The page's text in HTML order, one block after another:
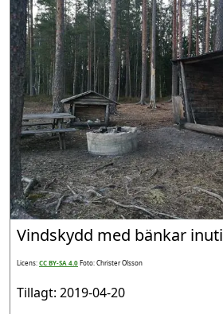
Vindskydd med bänkar inuti
Licens:CC BY-SA 4.0Foto: Christer Olsson
Tillagt: 2019-04-20